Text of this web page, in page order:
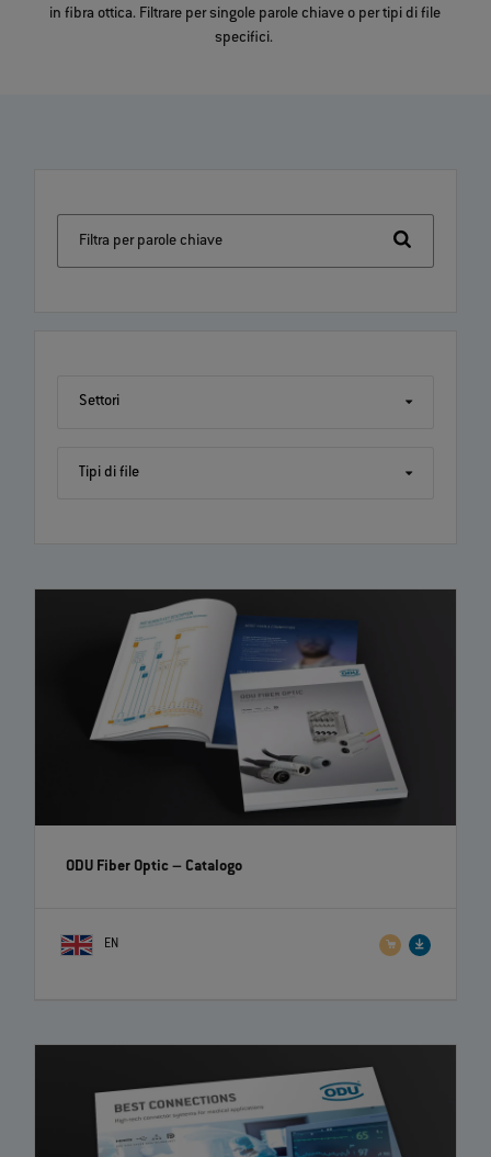
in fibra ottica. Filtrare per singole parole chiave o per tipi di file
specifici.
Filtra per parole chiave
Settori
Tipi di file
ODU Fiber Optic– Catalogo
EN